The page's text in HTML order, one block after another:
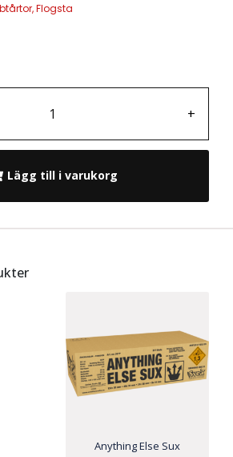
,Flogsta
+
Lägg till i varukorg
Anything Else Sux